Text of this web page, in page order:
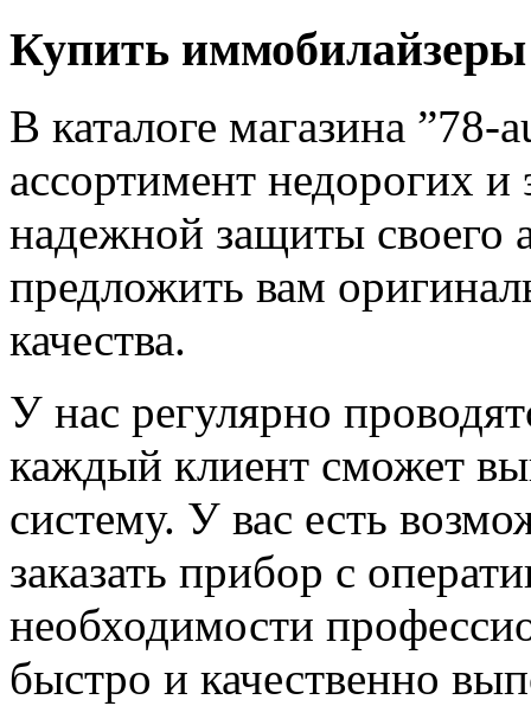
Купить
В каталоге магазина
ассортимент недорогих
надежной защиты своего
предложить вам
качества.
У нас регулярно
каждый клиент сможет
систему. У вас есть
заказать прибор с
необходимости
быстро и качественно